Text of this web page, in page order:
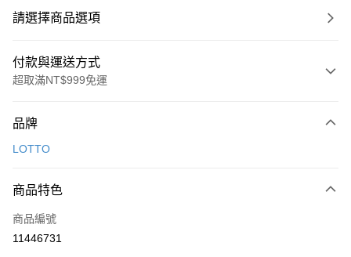
請選擇商品選項
付款與運送方式
超取滿NT$999免運
信用卡一次付款
LINE Pay
Apple Pay
品牌
LOTTO
商品特色
商品編號
11446731